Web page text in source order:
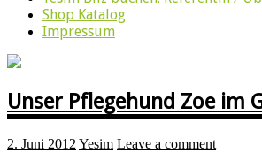
Shop Katalog
Impressum
Unser Pflegehund Zoe im
2. Juni 2012 Yesim Leave a comment